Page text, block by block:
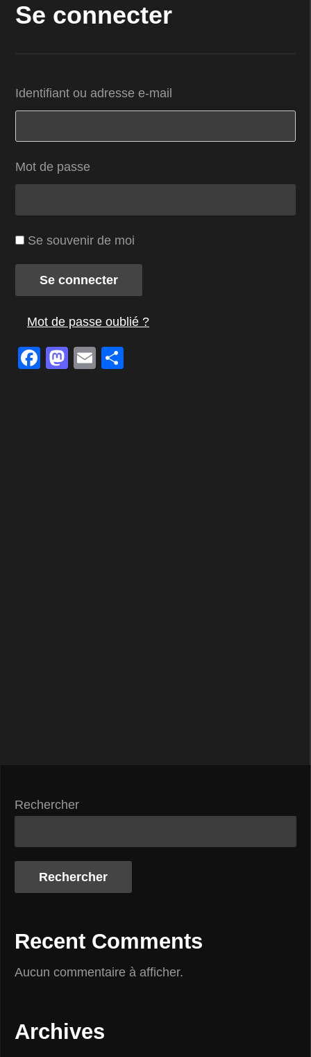
Se connecter
Identifiant ou adresse e-mail
Mot de passe
Se souvenir de moi
Se connecter
Mot de passe oublié ?
Facebook
Mastodon
Email
Rechercher
Rechercher
Recent Comments
Aucun commentaire à afficher.
Archives